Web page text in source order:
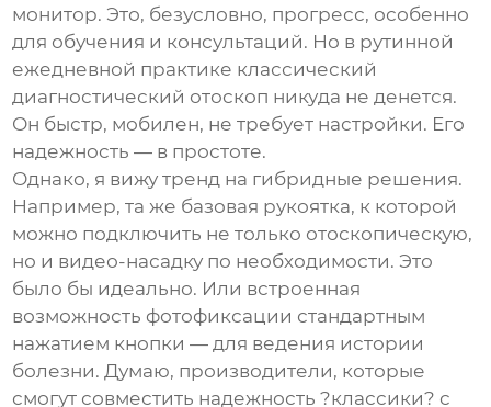
монитор. Это, безусловно, прогресс, особенно
для обучения и консультаций. Но в рутинной
ежедневной практике классический
диагностический отоскоп никуда не денется.
Он быстр, мобилен, не требует настройки. Его
надежность — в простоте.
Однако, я вижу тренд на гибридные решения.
Например, та же базовая рукоятка, к которой
можно подключить не только отоскопическую,
но и видео-насадку по необходимости. Это
было бы идеально. Или встроенная
возможность фотофиксации стандартным
нажатием кнопки — для ведения истории
болезни. Думаю, производители, которые
смогут совместить надежность ?классики? с